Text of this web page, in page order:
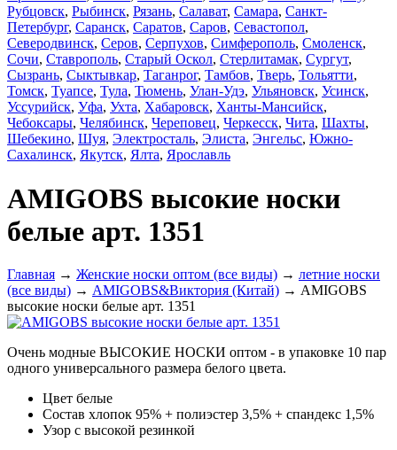
Рубцовск, Рыбинск, Рязань, Салават, Самара, Санкт-
Петербург, Саранск, Саратов, Саров, Севастопол,
Северодвинск, Серов, Серпухов, Симферополь, Смоленск,
Сочи, Ставрополь, Старый Оскол, Стерлитамак, Сургут,
Сызрань, Сыктывкар, Таганрог, Тамбов, Тверь, Тольятти,
Томск, Туапсе, Тула, Тюмень, Улан-Удэ, Ульяновск, Усинск,
Уссурийск, Уфа, Ухта, Хабаровск, Ханты-Мансийск,
Чебоксары, Челябинск, Череповец, Черкесск, Чита, Шахты,
Шебекино, Шуя, Электросталь, Элиста, Энгельс, Южно-
Сахалинск, Якутск, Ялта, Ярославль
AMIGOBS высокие носки
белые арт. 1351
Главная → Женские носки оптом (все виды) → летние носки
(все виды) → AMIGOBS&Виктория (Китай) → AMIGOBS
высокие носки белые арт. 1351
Очень модные ВЫСОКИЕ НОСКИ оптом - в упаковке 10 пар
одного универсального размера белого цвета.
Цвет белые
Состав хлопок 95% + полиэстер 3,5% + спандекс 1,5%
Узор с высокой резинкой